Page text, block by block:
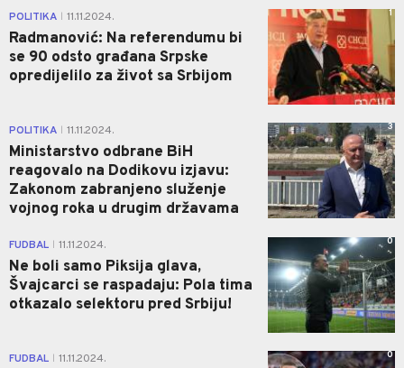
POLITIKA 11.11.2024.
Radmanović: Na referendumu bi
se 90 odsto građana Srpske
opredijelilo za život sa Srbijom
1
POLITIKA 11.11.2024.
Ministarstvo odbrane BiH
reagovalo na Dodikovu izjavu:
Zakonom zabranjeno služenje
vojnog roka u drugim državama
3
FUDBAL 11.11.2024.
Ne boli samo Piksija glava,
Švajcarci se raspadaju: Pola tima
otkazalo selektoru pred Srbiju!
0
FUDBAL 11.11.2024. 0